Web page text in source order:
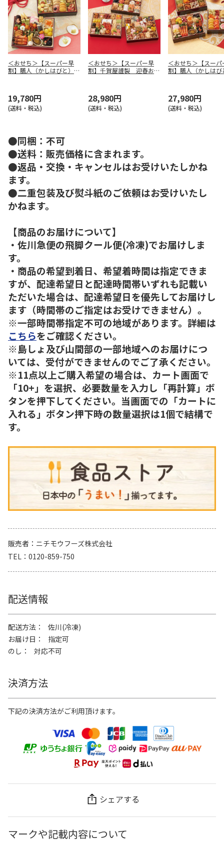
＜おせち＞【スーパー早
割】膳人（かしはびと）
19,780円
(送料・税込)
＜おせち＞【スーパー早
割】千賀屋謹製 迎春おせ
28,980円
(送料・税込)
＜おせち＞【スーパ
割】膳人（かしは
27,980円
(送料・税込)
●同梱：不可
●送料：販売価格に含まれます。
●返品・交換・キャンセルはお受けいたしかね
ます。
●二重包装及び熨斗紙のご依頼はお受けいたし
かねます。
【商品のお届けについて】
・佐川急便の飛脚クール便(冷凍)でお届けしま
す。
・商品の希望到着日、希望着時間は指定できま
すが、配達希望日と配達時間帯いずれも記載い
ただいた場合は、配達希望日を優先してお届けし
ます（時間帯のご指定はお受けできません）。
※一部時間帯指定不可の地域があります。詳細は
こちらをご確認ください。
※島しょ及び山間部の一部地域へのお届けにつ
いては、受付ができませんのでご了承ください。
※11点以上ご購入希望の場合は、カート画面で
「10+」を選択、必要数量を入力し「再計算」ボ
タンを押下してください。当画面での「カートに
入れる」ボタン押下時の数量選択は1個で結構で
す。
販売者
ニチモウフーズ株式会社
TEL
0120-859-750
配送情報
配送方法
佐川(冷凍)
お届け日
指定可
のし
対応不可
決済方法
下記の決済方法がご利用頂けます。
シェアする
マークや記載内容について